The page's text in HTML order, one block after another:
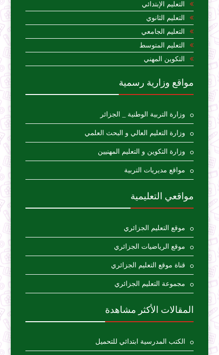
التعليم الإبتدائي
التعليم الثانوي
التعليم الجامعي
التعليم المتوسط
التكوين المهني
مواقع وزارية رسمية
وزارة التربية الوطنية _ الجزائر
وزارة التعليم العالي و البحث العلمي
وزارة التكوين و التعليم المهنيين
مواقع مديريات التربية
مواقعي التعليمية
موقع التعليم الجزائري
موقع الرياضيات الجزائري
قناة موقع التعليم الجزائري
مجموعة التعليم الجزائري
المقالات الأكثر مشاهدة
الكتب المدرسية ابتدائي للتحميل